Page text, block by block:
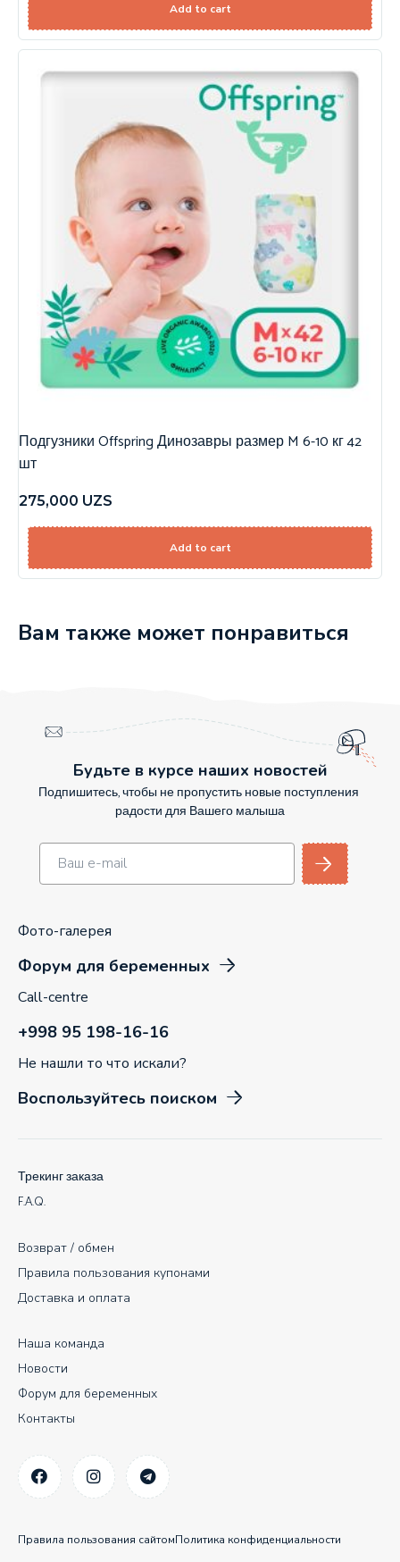
Add to cart
Подгузники Offspring Динозавры размер M 6-10 кг 42
шт
275,000 UZS
Add to cart
Вам также может понравиться
Будьте в курсе наших новостей
Подпишитесь, чтобы не пропустить новые поступления
радости для Вашего малыша
Фото-галерея
Форум для беременных
Call-centre
+998 95 198-16-16
Не нашли то что искали?
Воспользуйтесь поиском
Правила пользования сайтомПолитика конфиденциальности
Наша команда
Новости
Форум для беременных
Контакты
Возврат / обмен
Правила пользования купонами
Доставка и оплата
Трекинг заказа
F.A.Q.